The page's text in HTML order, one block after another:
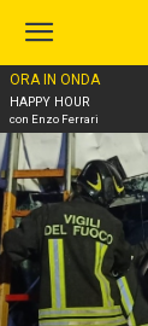
ORA IN ONDA
HAPPY HOUR
con Enzo Ferrari
Home